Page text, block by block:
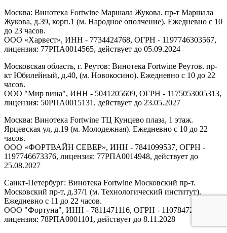
Москва: Винотека Fortwine Маршала Жукова. пр-т Маршала
Жукова, д.39, корп.1 (м. Народное ополчение). Ежедневно с 10
до 23 часов.
ООО «Харвест», ИНН - 7734424768, ОГРН - 1197746303567,
лицензия: 77РПА0014565, действует до 05.09.2024
Московская область, г. Реутов: Винотека Fortwine Реутов. пр-
кт Юбилейный, д.40, (м. Новокосино). Ежедневно с 10 до 22
часов.
ООО "Мир вина", ИНН - 5041205609, ОГРН - 1175053005313,
лицензия: 50РПА0015131, действует до 23.05.2027
Москва: Винотека Fortwine ТЦ Кунцево плаза, 1 этаж.
Ярцевская ул, д.19 (м. Молодежная). Ежедневно с 10 до 22
часов.
ООО «ФОРТВАЙН СЕВЕР», ИНН - 7841099537, ОГРН -
1197746673376, лицензия: 77РПА0014948, действует до
25.08.2027
Санкт-Петербург: Винотека Fortwine Московский пр-т.
Московский пр-т, д.37/1 (м. Технологический институт).
Ежедневно с 11 до 22 часов.
ООО "Фортуна", ИНН - 7811471116, ОГРН - 1107847277438,
лицензия: 78РПА0001101, действует до 8.11.2028